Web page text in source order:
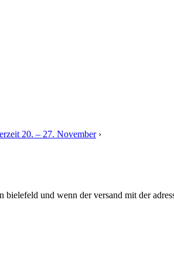
20. – 27. November ›
und wenn der versand mit der